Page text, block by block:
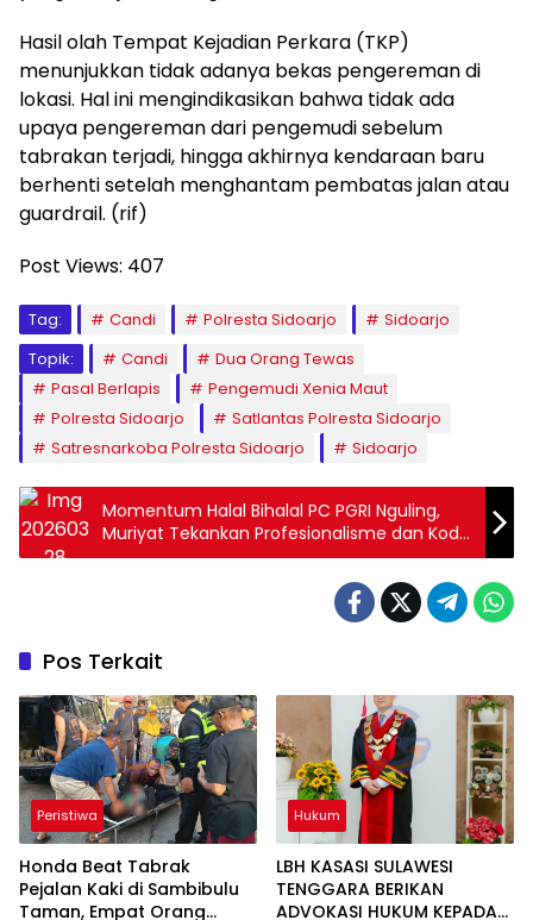
Hasil olah Tempat Kejadian Perkara (TKP)
menunjukkan tidak adanya bekas pengereman di
lokasi. Hal ini mengindikasikan bahwa tidak ada
upaya pengereman dari pengemudi sebelum
tabrakan terjadi, hingga akhirnya kendaraan baru
berhenti setelah menghantam pembatas jalan atau
guardrail. (rif)
Post Views: 407
Tag: Candi Polresta Sidoarjo
Sidoarjo
Topik:
Candi
Dua Orang Tewas
Pasal Berlapis
Pengemudi Xenia Maut
Polresta Sidoarjo
Satlantas Polresta Sidoarjo
Satresnarkoba Polresta Sidoarjo
Sidoarjo
Momentum Halal Bihalal PC PGRI Nguling,
Muriyat Tekankan Profesionalisme dan Kode
Etik Guru
Pos Terkait
Peristiwa
Honda Beat Tabrak
Pejalan Kaki di Sambibulu
Taman, Empat Orang
Hukum
LBH KASASI SULAWESI
TENGGARA BERIKAN
ADVOKASI HUKUM KEPADA